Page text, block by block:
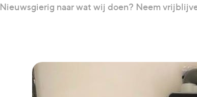
Nieuwsgierig naar wat wij doen? Neem